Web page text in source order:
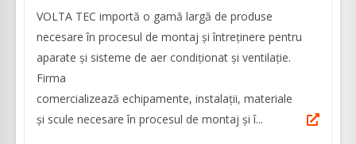
VOLTA TEC importă o gamă largă de produse
necesare în procesul de montaj și întreținere pentru
aparate și sisteme de aer condiționat și ventilație.
Firma
comercializează echipamente, instalații, materiale
și scule necesare în procesul de montaj și î...